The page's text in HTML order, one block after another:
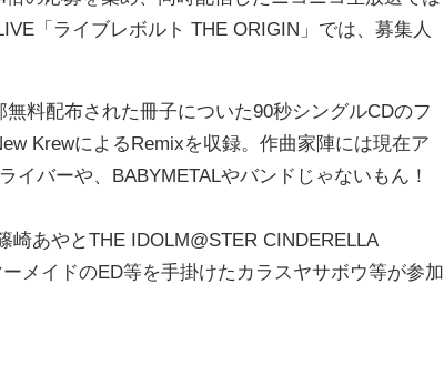
「ライブレボルト THE ORIGIN」では、募集人
料配布された冊子についた90秒シングルCDのフ
KrewによるRemixを収録。作曲家陣には現在ア
バーや、BABYMETALやバンドじゃないもん！
あやとTHE IDOLM@STER CINDERELLA
メイドのED等を手掛けたカラスヤサボウ等が参加